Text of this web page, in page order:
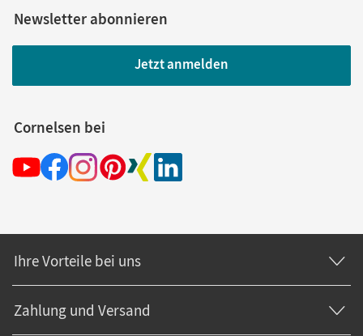
Newsletter abonnieren
Jetzt anmelden
Cornelsen bei
Ihre Vorteile bei uns
Zahlung und Versand